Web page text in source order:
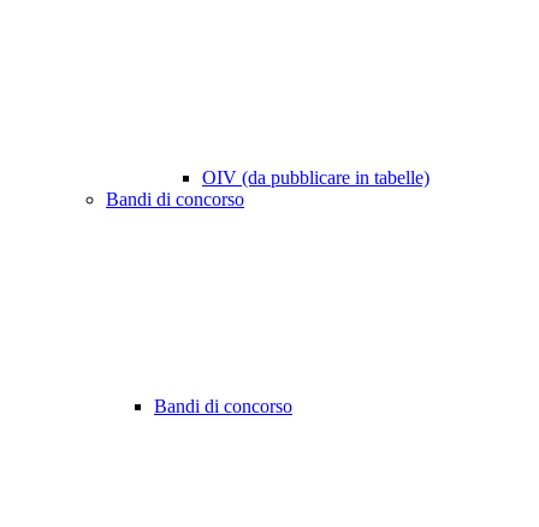
OIV (da pubblicare in tabelle)
Bandi di concorso
Bandi di concorso